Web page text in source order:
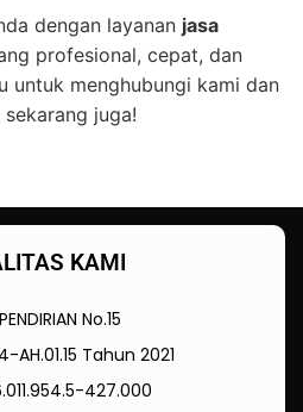
dengan layanan jasa
profesional, cepat, dan
untuk menghubungi kami dan
juga!
KAMI
No.15
AH.01.15 Tahun 2021
427.000